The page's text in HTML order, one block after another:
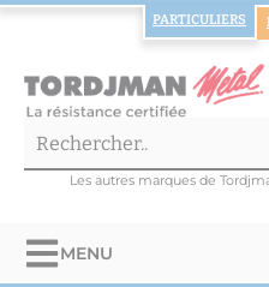
PARTICULIERS
Les autres marques de
MENU